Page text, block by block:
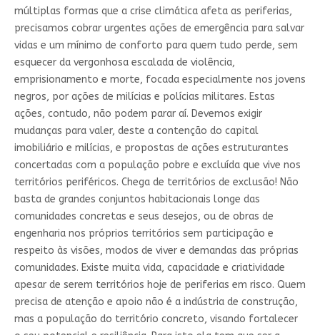
múltiplas formas que a crise climática afeta as periferias,
precisamos cobrar urgentes ações de emergência para salvar
vidas e um mínimo de conforto para quem tudo perde, sem
esquecer da vergonhosa escalada de violência,
emprisionamento e morte, focada especialmente nos jovens
negros, por ações de milícias e polícias militares. Estas
ações, contudo, não podem parar aí. Devemos exigir
mudanças para valer, deste a contenção do capital
imobiliário e milícias, e propostas de ações estruturantes
concertadas com a população pobre e excluída que vive nos
territórios periféricos. Chega de territórios de exclusão! Não
basta de grandes conjuntos habitacionais longe das
comunidades concretas e seus desejos, ou de obras de
engenharia nos próprios territórios sem participação e
respeito às visões, modos de viver e demandas das próprias
comunidades. Existe muita vida, capacidade e criatividade
apesar de serem territórios hoje de periferias em risco. Quem
precisa de atenção e apoio não é a indústria de construção,
mas a população do território concreto, visando fortalecer